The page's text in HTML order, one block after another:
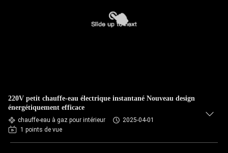
220V petit chauffe-eau électrique instantané Nouveau design
énergétiquement efficace
chauffe-eau à gaz pour intérieur
2025-04-01
1 points de vue